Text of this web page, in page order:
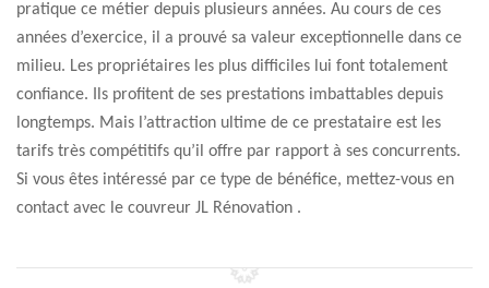
pratique ce métier depuis plusieurs années. Au cours de ces
années d’exercice, il a prouvé sa valeur exceptionnelle dans ce
milieu. Les propriétaires les plus difficiles lui font totalement
confiance. Ils profitent de ses prestations imbattables depuis
longtemps. Mais l’attraction ultime de ce prestataire est les
tarifs très compétitifs qu’il offre par rapport à ses concurrents.
Si vous êtes intéressé par ce type de bénéfice, mettez-vous en
contact avec le couvreur JL Rénovation .